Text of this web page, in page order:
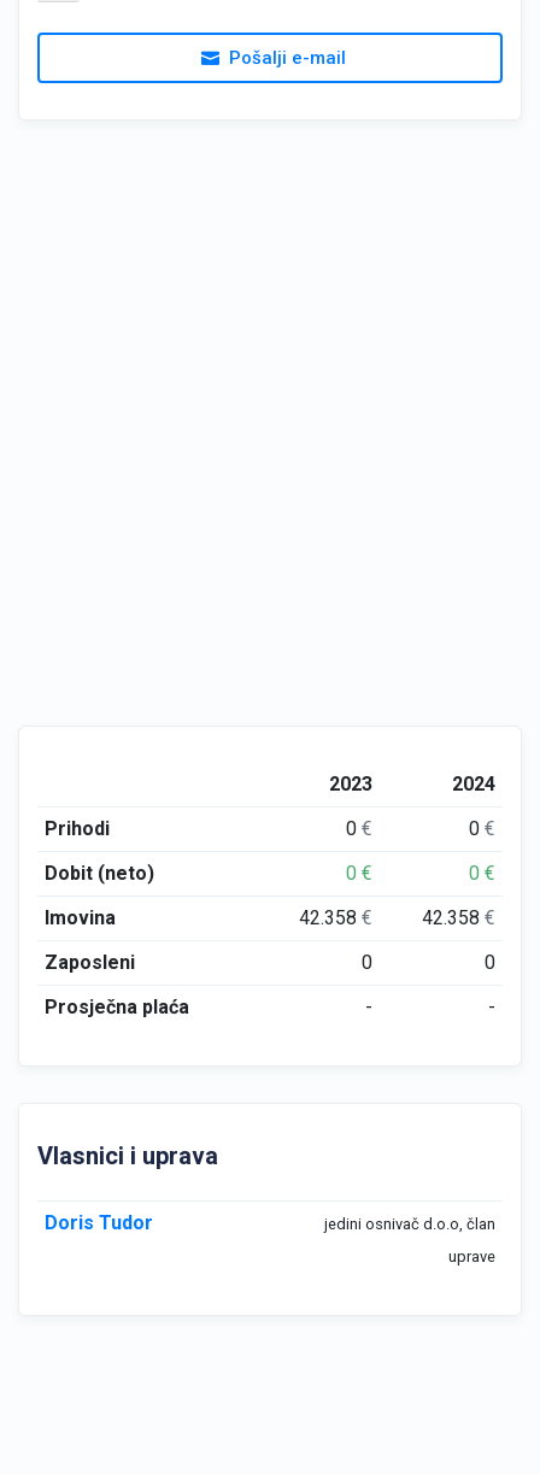
Pošalji e-mail
2023
2024
Prihodi
0€ 0€
Dobit (neto)
0€ 0€
Imovina
42.358€ 42.358€
Zaposleni
0
0
Prosječna plaća
- -
Vlasnici i uprava
Doris Tudor
jedini osnivač d.o.o, član
uprave